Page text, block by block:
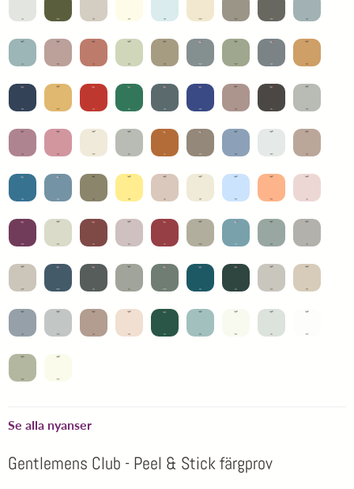
Se alla nyanser
Gentlemens Club - Peel & Stick färgprov